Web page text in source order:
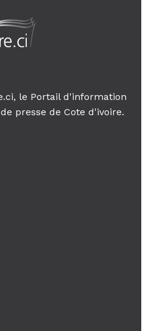
le Portail d'information
presse de Cote d'ivoire.